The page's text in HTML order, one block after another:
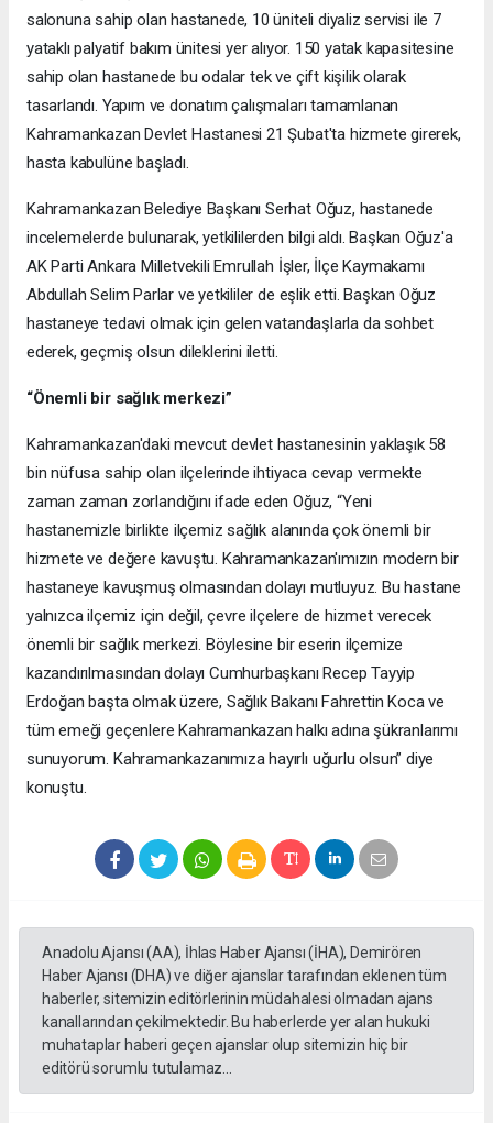
salonuna sahip olan hastanede, 10 üniteli diyaliz servisi ile 7
yataklı palyatif bakım ünitesi yer alıyor. 150 yatak kapasitesine
sahip olan hastanede bu odalar tek ve çift kişilik olarak
tasarlandı. Yapım ve donatım çalışmaları tamamlanan
Kahramankazan Devlet Hastanesi 21 Şubat'ta hizmete girerek,
hasta kabulüne başladı.
Kahramankazan Belediye Başkanı Serhat Oğuz, hastanede
incelemelerde bulunarak, yetkililerden bilgi aldı. Başkan Oğuz'a
AK Parti Ankara Milletvekili Emrullah İşler, İlçe Kaymakamı
Abdullah Selim Parlar ve yetkililer de eşlik etti. Başkan Oğuz
hastaneye tedavi olmak için gelen vatandaşlarla da sohbet
ederek, geçmiş olsun dileklerini iletti.
“Önemli bir sağlık merkezi”
Kahramankazan'daki mevcut devlet hastanesinin yaklaşık 58
bin nüfusa sahip olan ilçelerinde ihtiyaca cevap vermekte
zaman zaman zorlandığını ifade eden Oğuz, “Yeni
hastanemizle birlikte ilçemiz sağlık alanında çok önemli bir
hizmete ve değere kavuştu. Kahramankazan'ımızın modern bir
hastaneye kavuşmuş olmasından dolayı mutluyuz. Bu hastane
yalnızca ilçemiz için değil, çevre ilçelere de hizmet verecek
önemli bir sağlık merkezi. Böylesine bir eserin ilçemize
kazandırılmasından dolayı Cumhurbaşkanı Recep Tayyip
Erdoğan başta olmak üzere, Sağlık Bakanı Fahrettin Koca ve
tüm emeği geçenlere Kahramankazan halkı adına şükranlarımı
sunuyorum. Kahramankazanımıza hayırlı uğurlu olsun” diye
konuştu.
Anadolu Ajansı (AA), İhlas Haber Ajansı (İHA), Demirören
Haber Ajansı (DHA) ve diğer ajanslar tarafından eklenen tüm
haberler, sitemizin editörlerinin müdahalesi olmadan ajans
kanallarından çekilmektedir. Bu haberlerde yer alan hukuki
muhataplar haberi geçen ajanslar olup sitemizin hiç bir
editörü sorumlu tutulamaz...